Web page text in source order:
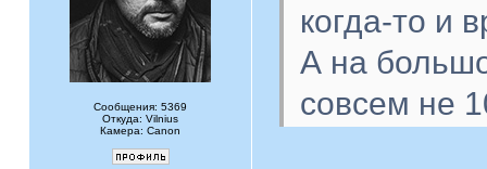
Сообщения: 5369
Откуда: Vilnius
Камера: Canon
когда-то и
А на
совсем не